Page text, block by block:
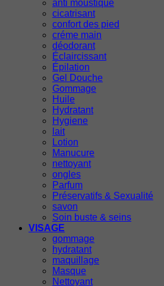
anti moustique
cicatrisant
confort des pied
créme main
déodorant
Éclaircissant
Épilation
Gel Douche
Gommage
Huile
Hydratant
Hygiene
lait
Lotion
Manucure
nettoyant
ongles
Parfum
Préservatifs & Sexualité
savon
Soin buste & seins
VISAGE
gommage
hydratant
maquillage
Masque
Nettoyant